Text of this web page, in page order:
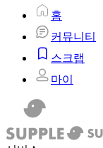
홈
커뮤니티
스크랩
마이